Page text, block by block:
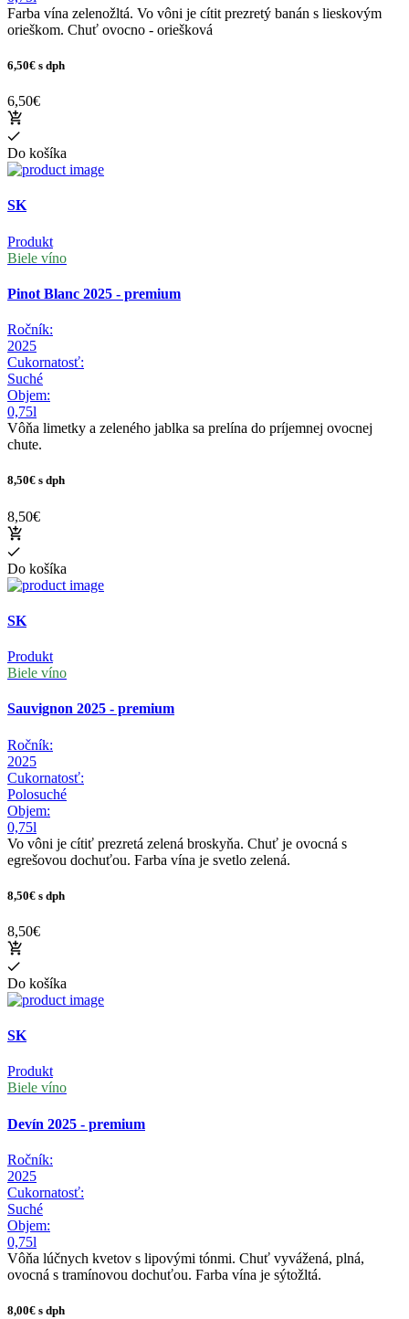
Farba vína zelenožltá. Vo vôni je cítit prezretý banán s lieskovým
orieškom. Chuť ovocno - oriešková
6,50€ s dph
6,50€
Do košíka
SK
Produkt
Biele víno
Pinot Blanc 2025 - premium
Ročník:
2025
Cukornatosť:
Suché
Objem:
0,75l
Vôňa limetky a zeleného jablka sa prelína do príjemnej ovocnej
chute.
8,50€ s dph
8,50€
Do košíka
SK
Produkt
Biele víno
Sauvignon 2025 - premium
Ročník:
2025
Cukornatosť:
Polosuché
Objem:
0,75l
Vo vôni je cítiť prezretá zelená broskyňa. Chuť je ovocná s
egrešovou dochuťou. Farba vína je svetlo zelená.
8,50€ s dph
8,50€
Do košíka
SK
Produkt
Biele víno
Devín 2025 - premium
Ročník:
2025
Cukornatosť:
Suché
Objem:
0,75l
Vôňa lúčnych kvetov s lipovými tónmi. Chuť vyvážená, plná,
ovocná s tramínovou dochuťou. Farba vína je sýtožltá.
8,00€ s dph